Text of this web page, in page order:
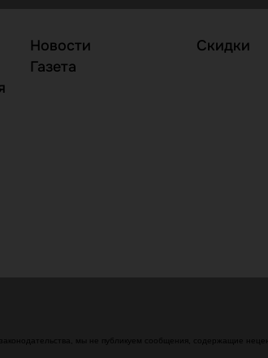
Новости
Газета
Скидки
мы не публикуем сообщения, содержащие